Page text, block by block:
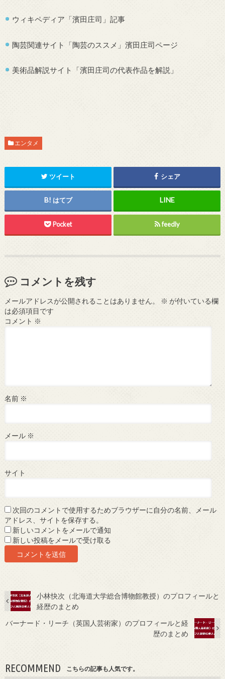
ウィキペディア「濱田庄司」記事
陶芸関連サイト「陶芸のススメ」濱田庄司ページ
美術品解説サイト「濱田庄司の代表作品を解説」
エンタメ
ツイート シェア
はてブ
Pocket feedly
コメントを残す
メールアドレスが公開されることはありません。 ※ が付いている欄
は必須項目です
コメント ※
名前 ※
メール ※
サイト
次回のコメントで使用するためブラウザーに自分の名前、メール
アドレス、サイトを保存する。
新しいコメントをメールで通知
新しい投稿をメールで受け取る
小林快次（北海道大学総合博物館教授）のプロフィールと
経歴のまとめ
バーナード・リーチ（英国人芸術家）のプロフィールと経
歴のまとめ
RECOMMEND こちらの記事も人気です。